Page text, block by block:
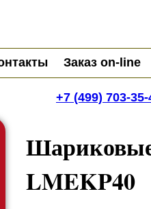
Заказ on-line
+7 (499) 703-35-
LMEKP40